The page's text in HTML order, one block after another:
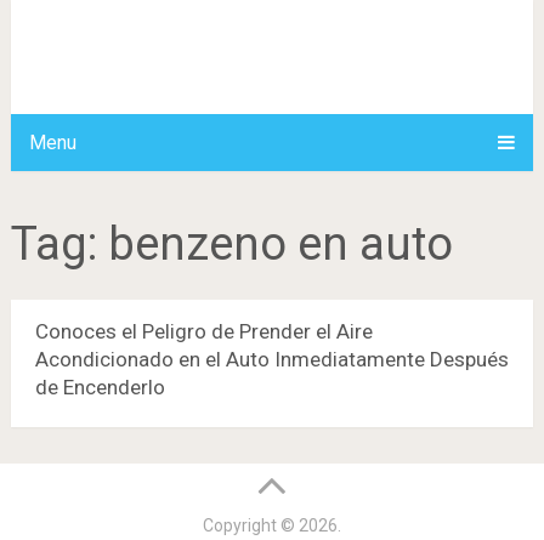
Menu
Tag: benzeno en auto
Conoces el Peligro de Prender el Aire
Acondicionado en el Auto Inmediatamente Después
de Encenderlo
Copyright © 2026.